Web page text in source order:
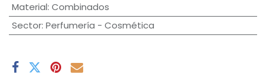
Material: Combinados
Sector: Perfumería - Cosmética